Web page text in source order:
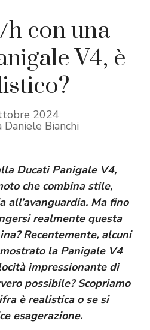
con una
V4, è
2024
Bianchi
Ducati Panigale V4,
che combina stile,
all’avanguardia. Ma fino
realmente questa
Recentemente, alcuni
la Panigale V4
impressionante di
possibile? Scopriamo
è realistica o se si
esagerazione.